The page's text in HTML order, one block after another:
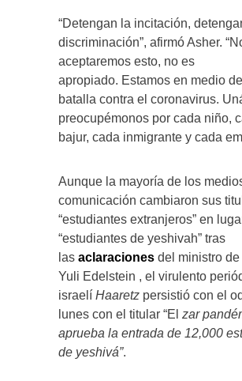
“Detengan la incitación,
discriminación”, afirmó Asher.
aceptaremos esto, no es
apropiado. Estamos en medio
batalla contra el coronavirus.
preocupémonos por cada niño,
bajur, cada inmigrante y cada
Aunque la mayoría de los
comunicación cambiaron sus
“estudiantes extranjeros” en
“estudiantes de yeshivah” tras
las aclaraciones del ministro
Yuli Edelstein , el virulento
israelí Haaretz persistió con el
lunes con el titular “El zar
aprueba la entrada de 12,000
de yeshivá”.